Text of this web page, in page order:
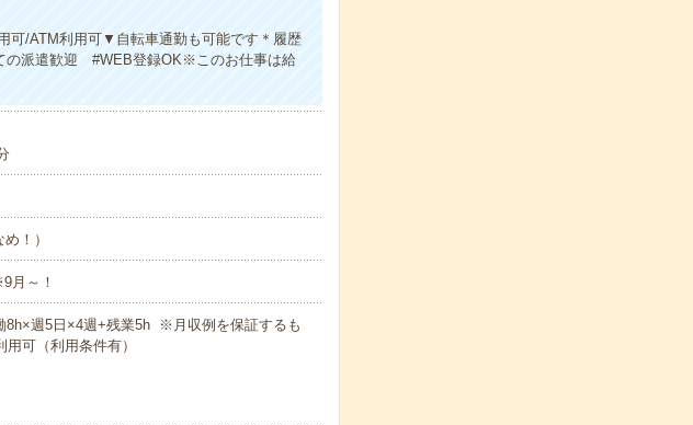
可/ATM利用可▼自転車通勤も可能です＊履歴
の派遣歓迎 #WEB登録OK※このお仕事は給
！）
～！
週5日×4週+残業5h ※月収例を保証するも
可（利用条件有）